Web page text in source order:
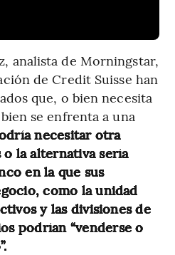
analista de Morningstar,
de Credit Suisse han
que, o bien necesita
se enfrenta a una
necesitar otra
la alternativa sería
en la que sus
como la unidad
y las divisiones de
podrían “venderse o